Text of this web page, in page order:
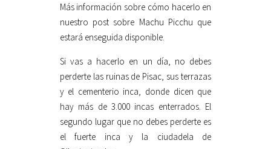
Más información sobre cómo hacerlo en
nuestro post sobre Machu Picchu que
estará enseguida disponible.
Si vas a hacerlo en un día, no debes
perderte las ruinas de Pisac, sus terrazas
y el cementerio inca, donde dicen que
hay más de 3.000 incas enterrados. El
segundo lugar que no debes perderte es
el fuerte inca y la ciudadela de